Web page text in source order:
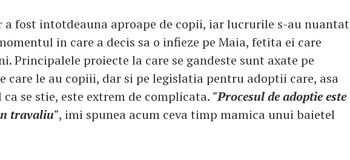
a fost intotdeauna aproape de copii, iar lucrurile s-au nuantat
in care a decis sa o infieze pe Maia, fetita ei care
Principalele proiecte la care se gandeste sunt axate pe
care le au copiii, dar si pe legislatia pentru adoptii care, asa
se stie, este extrem de complicata. "Procesul de adoptie este
travaliu", imi spunea acum ceva timp mamica unui baietel